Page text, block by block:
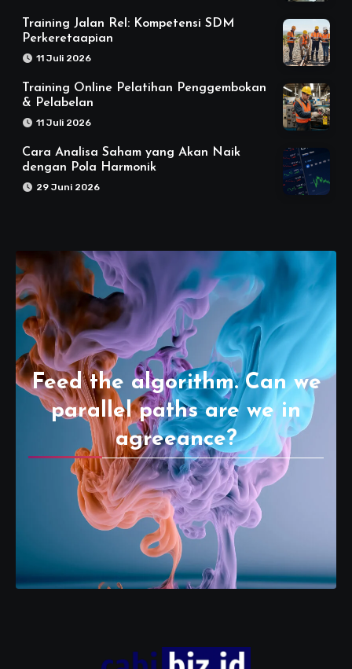
Training Jalan Rel: Kompetensi SDM
Perkeretaapian
11 Juli 2026
Training Online Pelatihan Penggembokan
& Pelabelan
11 Juli 2026
Cara Analisa Saham yang Akan Naik
dengan Pola Harmonik
29 Juni 2026
Feed the algorithm. Can we
parallel paths are we in
agreeance?